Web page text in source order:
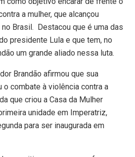
a mulher, que alcançou
Brasil. Destacou que é uma das
presidente Lula e que tem, no
um grande aliado nessa luta.
Brandão afirmou que sua
combate à violência contra a
que criou a Casa da Mulher
unidade em Imperatriz,
para ser inaugurada em